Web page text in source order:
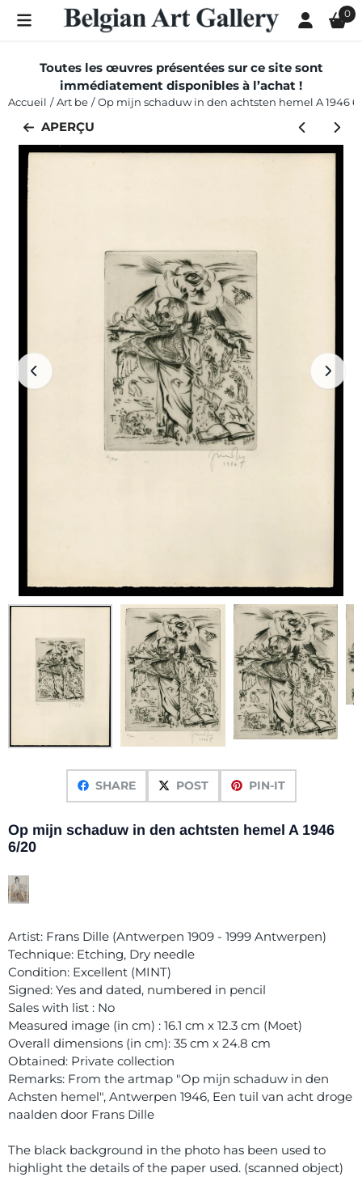
Les préférences de cookies sont actuellement fermées. 0
Toutes les œuvres présentées sur ce site sont
immédiatement disponibles à l’achat !
Accueil / Art be / Op mijn schaduw in den achtsten hemel A 1946
APERÇU
SHARE POST PIN-IT
Op mijn schaduw in den achtsten hemel A 1946
6/20
Artist: Frans Dille (Antwerpen 1909 - 1999 Antwerpen)
Technique: Etching, Dry needle
Condition: Excellent (MINT)
Signed: Yes and dated, numbered in pencil
Sales with list : No
Measured image (in cm) : 16.1 cm x 12.3 cm (Moet)
Overall dimensions (in cm): 35 cm x 24.8 cm
Obtained: Private collection
Remarks: From the artmap "Op mijn schaduw in den
Achsten hemel", Antwerpen 1946, Een tuil van acht droge
naalden door Frans Dille
The black background in the photo has been used to
highlight the details of the paper used. (scanned object)